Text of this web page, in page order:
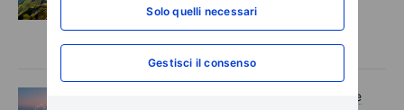
Solo quelli necessari
Gestisci il consenso
Options Brief - I record si estendono,
aumentano le coperture – 5 agosto 2026
Mercoledì 05 agosto 2026, ore